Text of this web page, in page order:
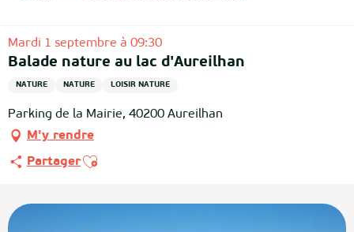
Mardi 1 septembre à 09:30
Balade nature au lac d'Aureilhan
NATURE NATURE LOISIR NATURE
Parking de la Mairie, 40200 Aureilhan
M'y rendre
PartagerAjouter aux favoris